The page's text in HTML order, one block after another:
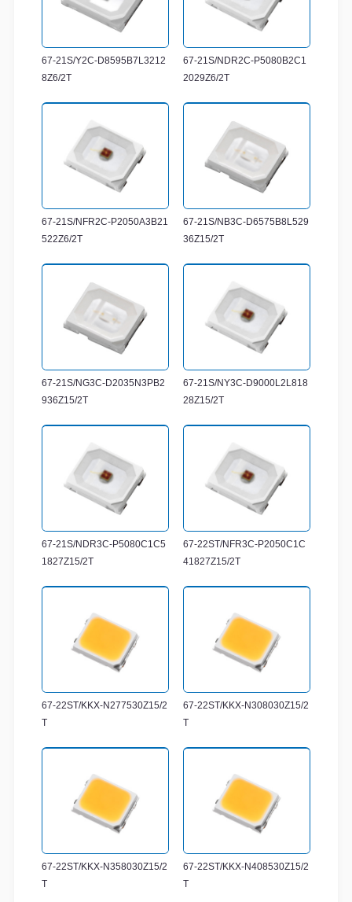
67-21S/Y2C-D8595B7L3212
8Z6/2T
67-21S/NDR2C-P5080B2C1
2029Z6/2T
67-21S/NFR2C-P2050A3B21
522Z6/2T
67-21S/NB3C-D6575B8L529
36Z15/2T
67-21S/NG3C-D2035N3PB2
936Z15/2T
67-21S/NY3C-D9000L2L818
28Z15/2T
67-21S/NDR3C-P5080C1C5
1827Z15/2T
67-22ST/NFR3C-P2050C1C
41827Z15/2T
67-22ST/KKX-N277530Z15/2
T
67-22ST/KKX-N308030Z15/2
T
67-22ST/KKX-N358030Z15/2
T
67-22ST/KKX-N408530Z15/2
T